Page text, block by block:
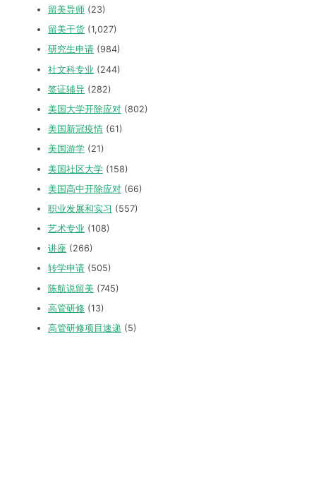
留美导师 (23)
留美干货 (1,027)
研究生申请 (984)
社文科专业 (244)
签证辅导 (282)
美国大学开除应对 (802)
美国新冠疫情 (61)
美国游学 (21)
美国社区大学 (158)
美国高中开除应对 (66)
职业发展和实习 (557)
艺术专业 (108)
讲座 (266)
转学申请 (505)
陈航说留美 (745)
高管研修 (13)
高管研修项目速递 (5)